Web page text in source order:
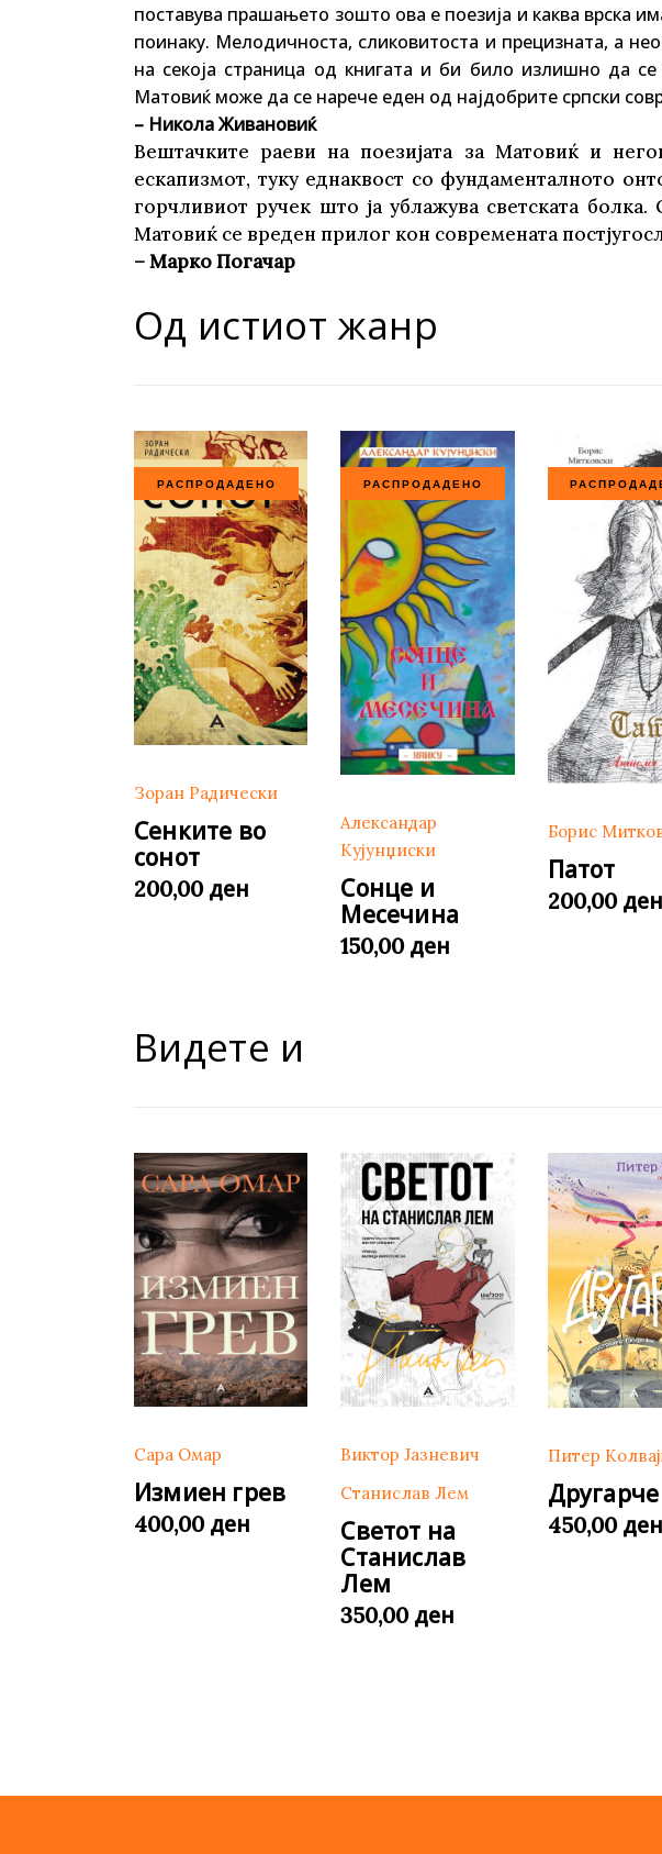
поставува прашањето зошто ова е поезија и каква врска
поинаку. Мелодичноста, сликовитоста и прецизната, а
на секоја страница од книгата и би било излишно да
Матовиќ може да се нарече еден од најдобрите српски
– Никола Живановиќ
Вештачките раеви на поезијата за Матовиќ и
ескапизмот, туку еднаквост со фундаменталното
горчливиот ручек што ја ублажува светската
Матовиќ се вреден прилог кон современата
– Марко Погачар
Од истиот жанр
РАСПРОДАДЕНО
Зоран Радически
Сенките во
сонот
200,00 ден
РАСПРОДАДЕНО
Александар
Кујунџиски
Сонце и
Месечина
150,00 ден
Борис
Патот
200,00 ден
Видете и
Сара Омар
Измиен грев
400,00 ден
Виктор Јазневич
Станислав Лем
Светот на
Станислав
Лем
350,00 ден
Питер
Другарче
450,00 ден